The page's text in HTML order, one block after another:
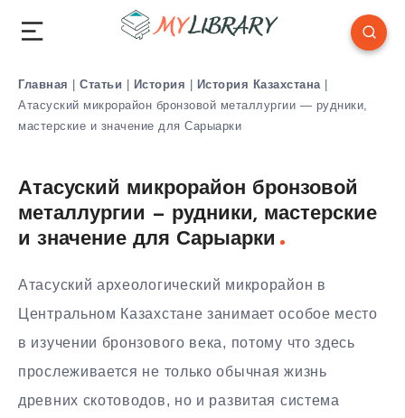
Главная | Статьи | История | История Казахстана |
Атасуский микрорайон бронзовой металлургии — рудники,
мастерские и значение для Сарыарки
Атасуский микрорайон бронзовой
металлургии — рудники, мастерские
и значение для Сарыарки
Атасуский археологический микрорайон в
Центральном Казахстане занимает особое место
в изучении бронзового века, потому что здесь
прослеживается не только обычная жизнь
древних скотоводов, но и развитая система